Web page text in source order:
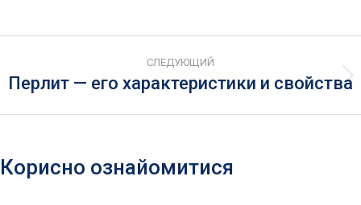
navigation
СЛЕДУЮЩИЙ
Next
Перлит — его характеристики и свойства
Корисно ознайомитися